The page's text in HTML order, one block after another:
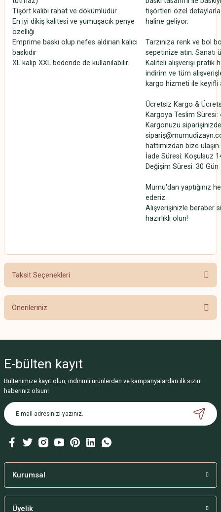
Tişört kalıbı rahat ve dökümlüdür.
En iyi dikiş kalitesi ve yumuşacık penye
özelliği
Emprime baskı olup nefes aldırıan kalıcı
baskıdır
XL kalıp XXL bedende de kullanılabilir.
tişörtleri özel detaylarla
haline geliyor.
Tarzınıza renk ve bol
sepetinize atın. Sanatı
Kaliteli alışverişi pratik
indirim ve tüm
kargo hizmeti ile keyifli
Ücretsiz Kargo &
Kargoya Teslim
Kargonuzu
hattımızdan bize ulaşın.
İade Süresi: Koşulsuz
Değişim Süresi: 30 Gün
Mumu'dan yaptığınız
ederiz.
Alışverişinizle beraber
hazırlıklı olun!
Taksit Seçenekleri
Önerileriniz
Görüş ve önerileriniz için teşekkür ederiz.
Ürün resmi kalitesiz, bozuk veya görüntülenemiyor.
Ürün açıklamasında eksik bilgiler bulunuyor.
Ürün bilgilerinde hatalar bulunuyor.
Bu ürüne benzer farklı alternatifler olmalı.
E-bülten kayıt
Bültenimize kayıt olun, indirimli ürünlerden ve kampanyalardan ilk sizin
haberiniz olsun!
Kurumsal
Üyelik